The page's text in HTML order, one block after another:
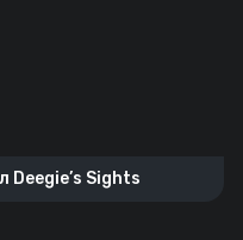
Deegie’s Sights